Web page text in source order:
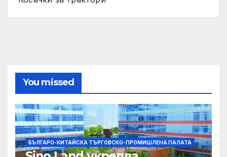
You missed
БЪЛГАРО-КИТАЙСКА ТЪРГОВСКО-ПРОМИШЛЕНА ПАЛАТА